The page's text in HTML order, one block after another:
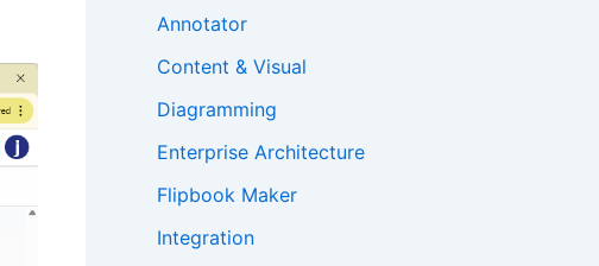
Annotator
Content & Visual
Diagramming
Enterprise Architecture
Flipbook Maker
Integration